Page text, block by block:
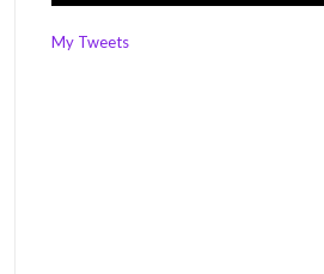
My Tweets